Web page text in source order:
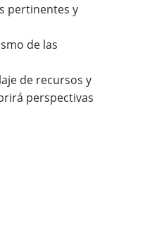
pertinentes y
de las
de recursos y
perspectivas